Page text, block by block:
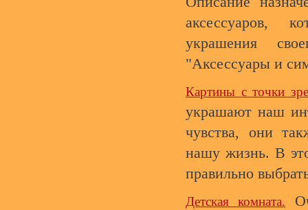
аксессуаров,
украшения
"Аксессуары и
Картины с точки
украшают наш
чувства, они
нашу жизнь. В
правильно
Детская комната.